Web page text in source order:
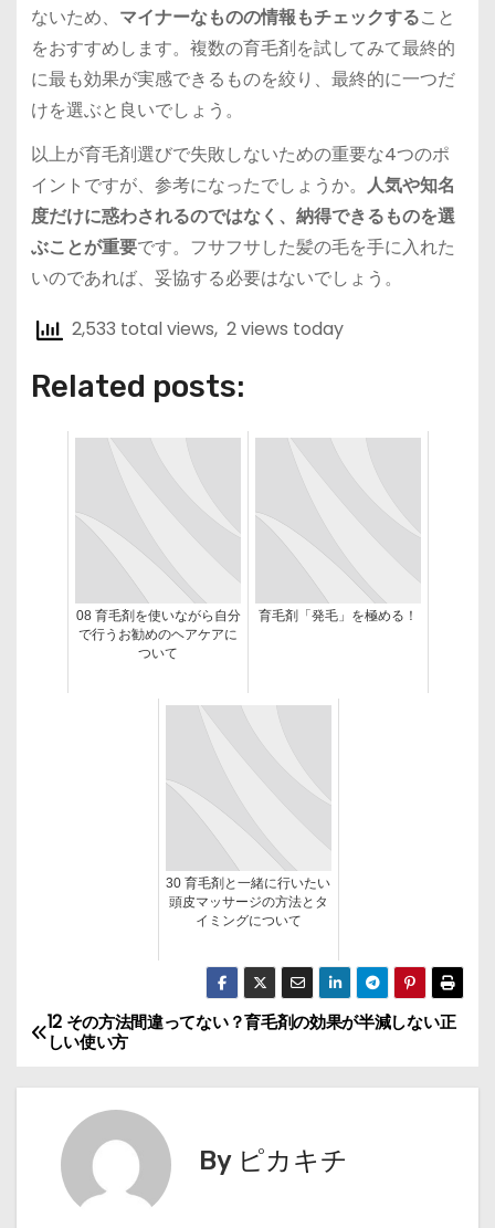
ないため、 マイナーなものの情報もチェックすること
をおすすめします。複数の育毛剤を試してみて最終的
に最も効果が実感できるものを絞り、最終的に一つだ
けを選ぶと良いでしょう。
以上が育毛剤選びで失敗しないための重要な4つのポ
イントですが、参考になったでしょうか。 人気や知名
度だけに惑わされるのではなく、納得できるものを選
ぶことが重要です。フサフサした髪の毛を手に入れた
いのであれば、妥協する必要はないでしょう。
2,533 total views, 2 views today
Related posts:
08 育毛剤を使いながら自分
で行うお勧めのヘアケアに
ついて
育毛剤「発毛」を極める！
30 育毛剤と一緒に行いたい
頭皮マッサージの方法とタ
イミングについて
投
稿
ビ
12 その方法間違ってない？育毛剤の効果が半減しない正
しい使い方
By ピカキチ